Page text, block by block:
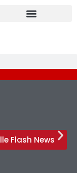
Flash News